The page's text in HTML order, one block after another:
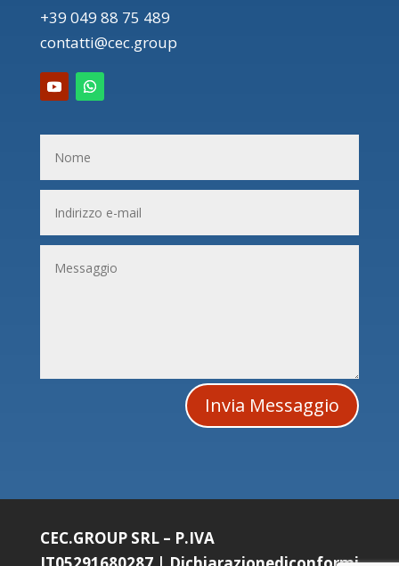
+39 049 88 75 489
contatti@cec.group
Invia Messaggio
CEC.GROUP SRL – P.IVA